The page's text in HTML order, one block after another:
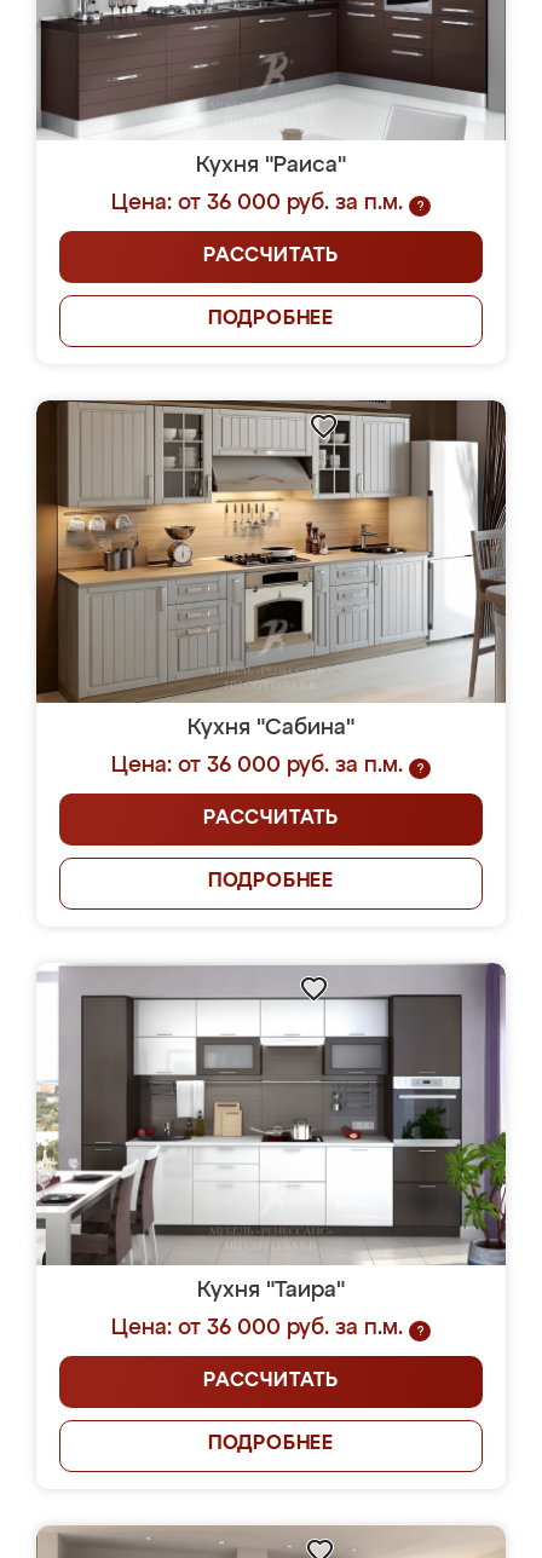
Кухня "Раиса"
Цена: от 36 000 руб. за п.м.
?
РАССЧИТАТЬ
ПОДРОБНЕЕ
Кухня "Сабина"
Цена: от 36 000 руб. за п.м.
?
РАССЧИТАТЬ
ПОДРОБНЕЕ
Кухня "Таира"
Цена: от 36 000 руб. за п.м.
?
РАССЧИТАТЬ
ПОДРОБНЕЕ